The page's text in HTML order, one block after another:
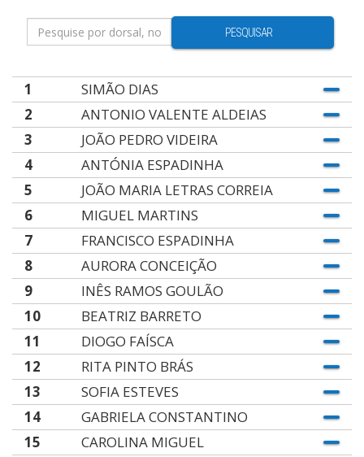
PESQUISAR
1
SIMÃO DIAS
2
ANTONIO VALENTE ALDEIAS
3
JOÃO PEDRO VIDEIRA
4
ANTÓNIA ESPADINHA
5
JOÃO MARIA LETRAS CORREIA
6
MIGUEL MARTINS
7
FRANCISCO ESPADINHA
8
AURORA CONCEIÇÃO
9
INÊS RAMOS GOULÃO
10
BEATRIZ BARRETO
11
DIOGO FAÍSCA
12
RITA PINTO BRÁS
13
SOFIA ESTEVES
14
GABRIELA CONSTANTINO
15
CAROLINA MIGUEL